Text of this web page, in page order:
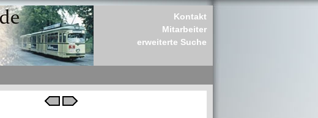
Kontakt
Mitarbeiter
erweiterte Suche